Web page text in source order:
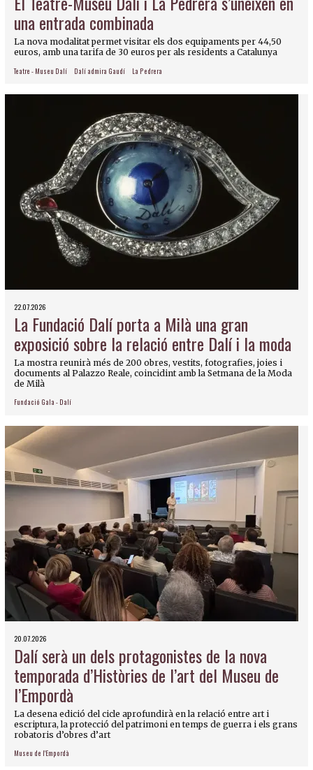
una entrada combinada
La nova modalitat permet visitar els dos equipaments per 44,50
euros, amb una tarifa de 30 euros per als residents a Catalunya
Teatre - Museu Dalí Dalí admira Gaudí La Pedrera
22.07.2026
La Fundació Dalí porta a Milà una gran
exposició sobre la relació entre Dalí i la moda
La mostra reunirà més de 200 obres, vestits, fotografies, joies i
documents al Palazzo Reale, coincidint amb la Setmana de la Moda
de Milà
Fundació Gala - Dalí
20.07.2026
Dalí serà un dels protagonistes de la nova
temporada d’Històries de l’art del Museu de
l’Empordà
La desena edició del cicle aprofundirà en la relació entre art i
escriptura, la protecció del patrimoni en temps de guerra i els grans
robatoris d’obres d’art
Museu de l'Empordà